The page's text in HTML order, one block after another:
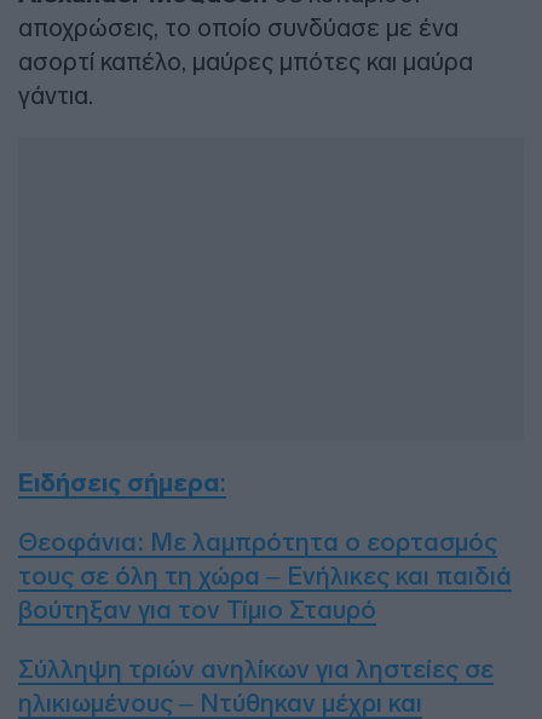
αποχρώσεις, το οποίο συνδύασε με ένα
ασορτί καπέλο, μαύρες μπότες και μαύρα
γάντια.
Ειδήσεις σήμερα:
Θεοφάνια: Με λαμπρότητα ο εορτασμός
τους σε όλη τη χώρα – Ενήλικες και παιδιά
βούτηξαν για τον Τίμιο Σταυρό
Σύλληψη τριών ανηλίκων για ληστείες σε
ηλικιωμένους – Ντύθηκαν μέχρι και